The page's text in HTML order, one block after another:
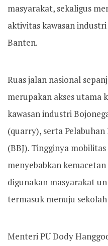
masyarakat, sekaligus
aktivitas kawasan
Banten.
Ruas jalan nasional
merupakan akses utama
kawasan industri
(quarry), serta
(BBJ). Tingginya
menyebabkan
digunakan masyarakat
termasuk menuju
Menteri PU Dody